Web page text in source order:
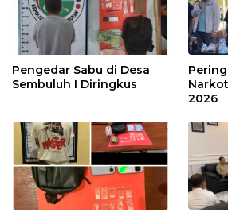
Pengedar Sabu di Desa
Sembuluh I Diringkus
2026